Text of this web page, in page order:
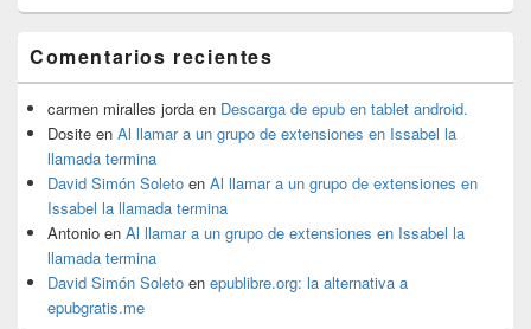
Comentarios recientes
carmen miralles jorda en Descarga de epub en tablet android.
Dosite en Al llamar a un grupo de extensiones en Issabel la
llamada termina
David Simón Soleto en Al llamar a un grupo de extensiones en
Issabel la llamada termina
Antonio en Al llamar a un grupo de extensiones en Issabel la
llamada termina
David Simón Soleto en epublibre.org: la alternativa a
epubgratis.me